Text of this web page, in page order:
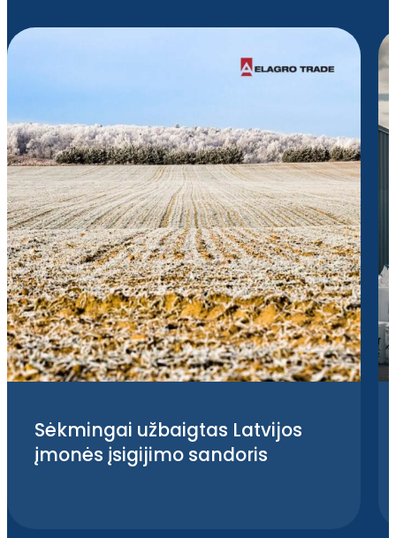
Sėkmingai užbaigtas Latvijos
įmonės įsigijimo sandoris